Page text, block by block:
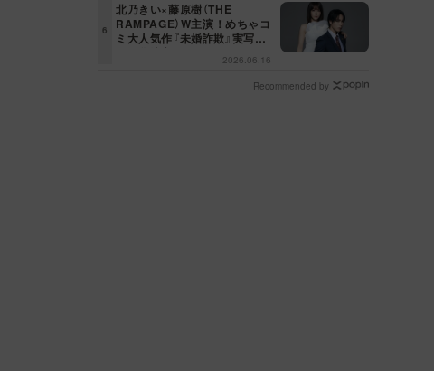
北乃きい×藤原樹（THE
RAMPAGE）W主演！めちゃコ
ミ大人気作『未婚詐欺』実写ド
ラマ化決定！
2026.06.16
Recommended by